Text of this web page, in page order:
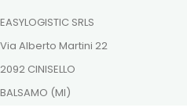
EASYLOGISTIC SRLS
Via Alberto Martini 22
2092 CINISELLO
BALSAMO (MI)